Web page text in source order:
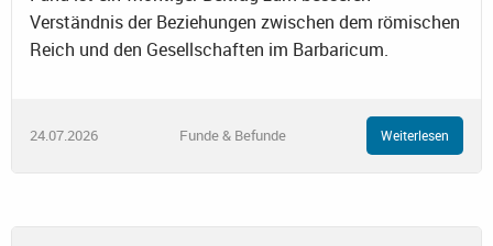
Verständnis der Beziehungen zwischen dem römischen
Reich und den Gesellschaften im Barbaricum.
24.07.2026 Funde & Befunde Weiterlesen